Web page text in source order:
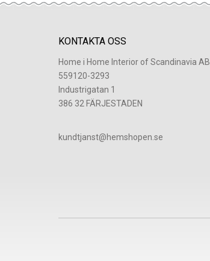
KONTAKTA OSS
Home i Home Interior of Scandinavia AB
559120-3293
Industrigatan 1
386 32 FÄRJESTADEN
​kundtjanst@hemshopen.se